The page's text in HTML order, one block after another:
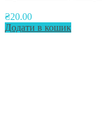
₴20.00
Додати в кошик